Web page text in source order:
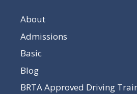
About
Admissions
Basic
Blog
BRTA Approved Driving